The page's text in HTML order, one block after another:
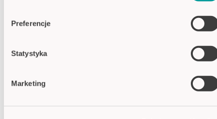
Preferencje
Statystyka
Marketing